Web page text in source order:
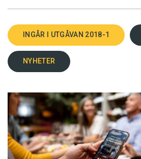
INGÅR I UTGÅVAN 2018-1
NYHETER